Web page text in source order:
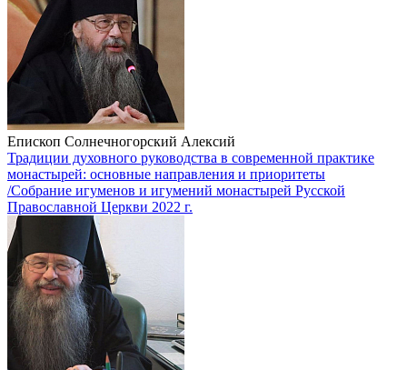
Епископ Солнечногорский Алексий
Традиции духовного руководства в современной практике
монастырей: основные направления и приоритеты
/Собрание игуменов и игумений монастырей Русской
Православной Церкви 2022 г.